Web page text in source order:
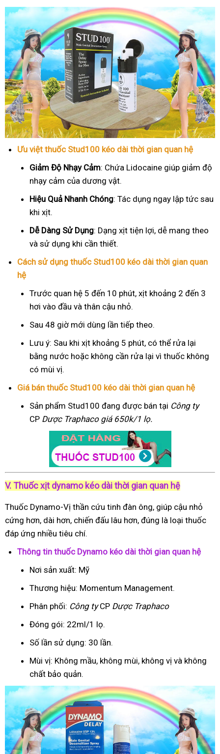
Ưu việt thuốc Stud100 kéo dài thời gian quan hệ
Giảm Độ Nhạy Cảm: Chứa Lidocaine giúp giảm độ
nhạy cảm của dương vật.
Hiệu Quả Nhanh Chóng: Tác dụng ngay lập tức sau
khi xịt.
Dễ Dàng Sử Dụng: Dạng xịt tiện lợi, dễ mang theo
và sử dụng khi cần thiết.
Cách sử dụng thuốc Stud100 kéo dài thời gian quan
hệ
Trước quan hệ 5 đến 10 phút, xịt khoảng 2 đến 3
hơi vào đầu và thân cậu nhỏ.
Sau 48 giờ mới dùng lần tiếp theo.
Lưu ý: Sau khi xịt khoảng 5 phút, có thể rửa lại
bằng nước hoặc không cần rửa lại vì thuốc không
có mùi vị.
Giá bán thuốc Stud100 kéo dài thời gian quan hệ
Sản phẩm Stud100 đang được bán tại Công ty
CP Dược Traphacogiá 650k/1 lọ.
V. Thuốc xịt dynamo kéo dài thời gian quan hệ
Thuốc Dynamo-Vị thần cứu tinh đàn ông, giúp cậu nhỏ
cứng hơn, dài hơn, chiến đấu lâu hơn, đúng là loại thuốc
đáp ứng nhiều tiêu chí.
Thông tin thuốc Dynamo kéo dài thời gian quan hệ
Nơi sản xuất: Mỹ
Thương hiệu: Momentum Management.
Phân phối: Công tyCP Dược Traphaco
Đóng gói: 22ml/1 lọ.
Số lần sử dụng: 30 lần.
Mùi vị: Không mầu, không mùi, không vị và không
chất bảo quản.